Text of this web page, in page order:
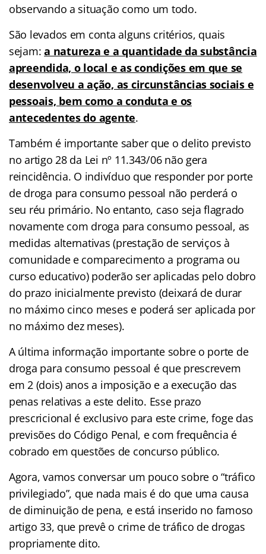
observando a situação como um todo.
São levados em conta alguns critérios, quais
sejam:a natureza e a quantidade da substância
apreendida, o local e as condições em que se
desenvolveu a ação, as circunstâncias sociais e
pessoais, bem como a conduta e os
antecedentes do agente.
Também é importante saber que o delito previsto
no artigo 28 da Lei nº 11.343/06 não gera
reincidência. O indivíduo que responder por porte
de droga para consumo pessoal não perderá o
seu réu primário. No entanto, caso seja flagrado
novamente com droga para consumo pessoal, as
medidas alternativas (prestação de serviços à
comunidade e comparecimento a programa ou
curso educativo) poderão ser aplicadas pelo dobro
do prazo inicialmente previsto (deixará de durar
no máximo cinco meses e poderá ser aplicada por
no máximo dez meses).
A última informação importante sobre o porte de
droga para consumo pessoal é que prescrevem
em 2 (dois) anos a imposição e a execução das
penas relativas a este delito. Esse prazo
prescricional é exclusivo para este crime, foge das
previsões do Código Penal, e com frequência é
cobrado em questões de concurso público.
Agora, vamos conversar um pouco sobre o “tráfico
privilegiado”, que nada mais é do que uma causa
de diminuição de pena, e está inserido no famoso
artigo 33, que prevê o crime de tráfico de drogas
propriamente dito.